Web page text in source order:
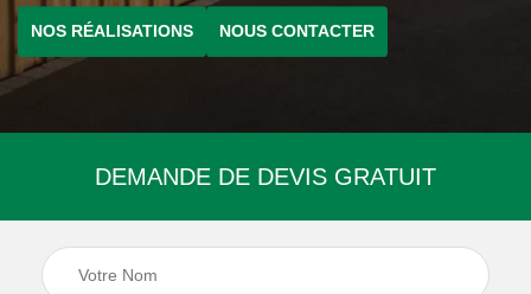
NOS RÉALISATIONS NOUS CONTACTER
DEMANDE DE DEVIS GRATUIT